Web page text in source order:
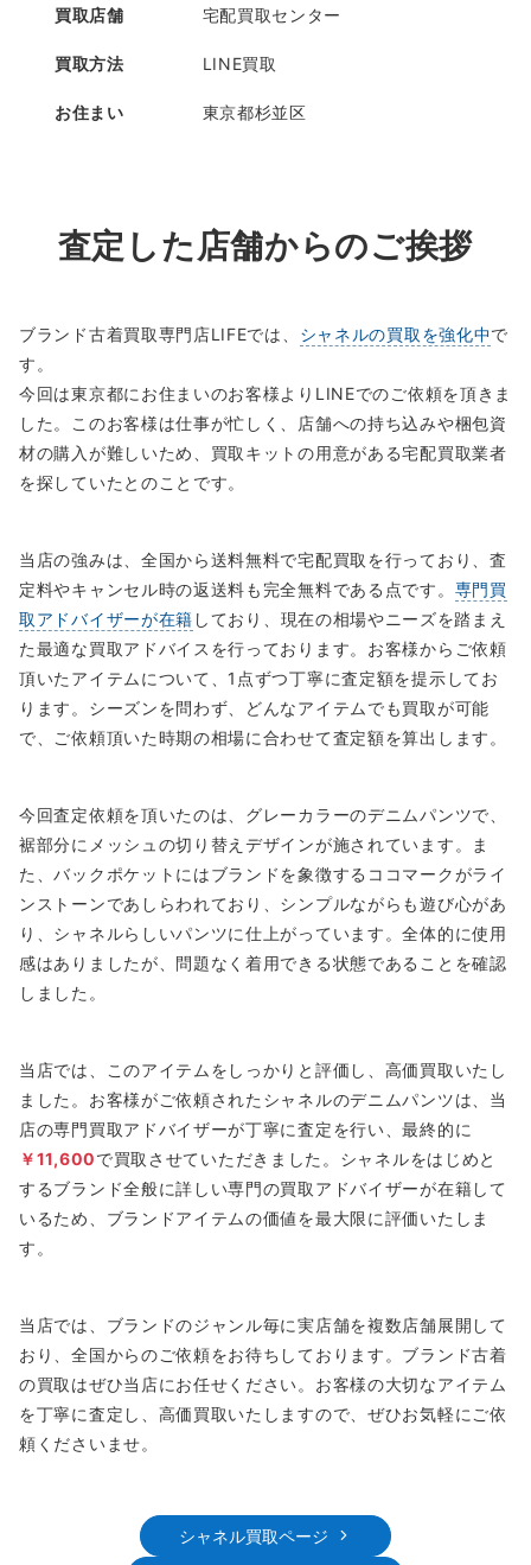
買取店舗 宅配買取センター
買取方法 LINE買取
お住まい 東京都杉並区
査定した店舗からのご挨拶
ブランド古着買取専門店LIFEでは、 シャネルの買取を強化中で
す。
今回は東京都にお住まいのお客様よりLINEでのご依頼を頂きま
した。このお客様は仕事が忙しく、店舗への持ち込みや梱包資
材の購入が難しいため、買取キットの用意がある宅配買取業者
を探していたとのことです。
当店の強みは、全国から送料無料で宅配買取を行っており、査
定料やキャンセル時の返送料も完全無料である点です。 専門買
取アドバイザーが在籍 しており、現在の相場やニーズを踏まえ
た最適な買取アドバイスを行っております。お客様からご依頼
頂いたアイテムについて、1点ずつ丁寧に査定額を提示してお
ります。シーズンを問わず、どんなアイテムでも買取が可能
で、ご依頼頂いた時期の相場に合わせて査定額を算出します。
今回査定依頼を頂いたのは、グレーカラーのデニムパンツで、
裾部分にメッシュの切り替えデザインが施されています。ま
た、バックポケットにはブランドを象徴するココマークがライ
ンストーンであしらわれており、シンプルながらも遊び心があ
り、シャネルらしいパンツに仕上がっています。全体的に使用
感はありましたが、問題なく着用できる状態であることを確認
しました。
当店では、このアイテムをしっかりと評価し、高価買取いたし
ました。お客様がご依頼されたシャネルのデニムパンツは、当
店の専門買取アドバイザーが丁寧に査定を行い、最終的に
￥11,600で買取させていただきました。シャネルをはじめと
するブランド全般に詳しい専門の買取アドバイザーが在籍して
いるため、ブランドアイテムの価値を最大限に評価いたしま
す。
当店では、ブランドのジャンル毎に実店舗を複数店舗展開して
おり、全国からのご依頼をお待ちしております。ブランド古着
の買取はぜひ当店にお任せください。お客様の大切なアイテム
を丁寧に査定し、高価買取いたしますので、ぜひお気軽にご依
頼くださいませ。
シャネル買取ページ